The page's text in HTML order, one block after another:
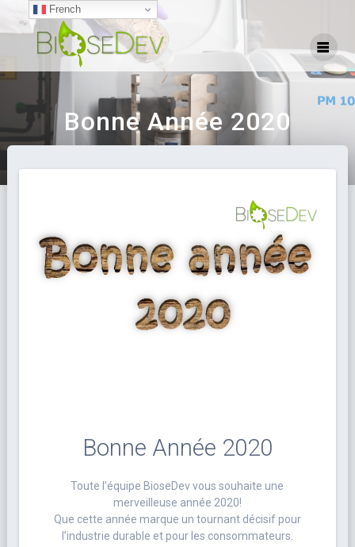
Bonne Année 2020
Bonne Année 2020
Toute l’équipe BioseDev vous souhaite une
merveilleuse année 2020!
Que cette année marque un tournant décisif pour
l’industrie durable et pour les consommateurs.
French